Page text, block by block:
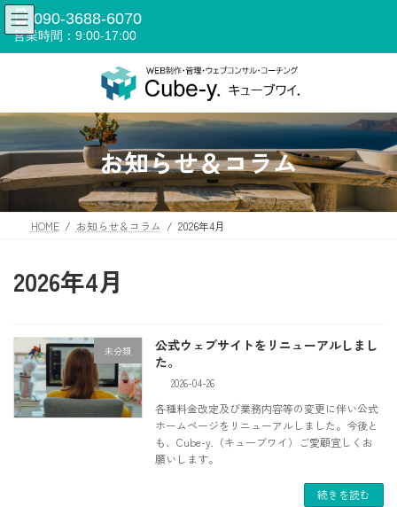
コ
ン
ス
キ
ッ
プ
ナ
ビ
ン
に
移
動
090-3688-6070
営業時間：9:00-17:00
お知らせ＆コラム
HOME お知らせ＆コラム 2026年4月
2026年4月
未分類
公式ウェブサイトをリニューアルしまし
た。
2026-04-26
各種料金改定及び業務内容等の変更に伴い公式
ホームページをリニューアルしました。今後と
も、Cube-y.（キューブワイ）ご愛顧宜しくお
願いします。
続きを読む